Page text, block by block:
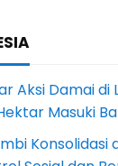
Aksi Damai di
Masuki
Konsolidasi